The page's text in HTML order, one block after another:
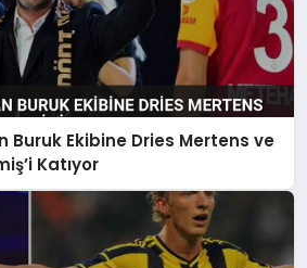
Ekibine Dries Mertens ve
Katıyor